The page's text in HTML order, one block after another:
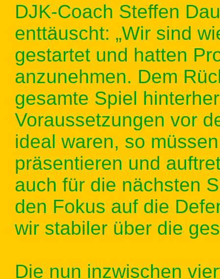
DJK-Coach Steffen
enttäuscht: „Wir sind
gestartet und hatten
anzunehmen. Dem
gesamte Spiel
Voraussetzungen vor
ideal waren, so
präsentieren und
auch für die nächsten
den Fokus auf die
wir stabiler über die
Die nun inzwischen